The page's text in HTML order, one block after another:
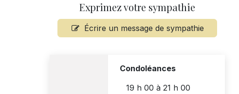
Exprimez votre sympathie
Écrire un message de sympathie
Condoléances
19 h 00 à 21 h 00